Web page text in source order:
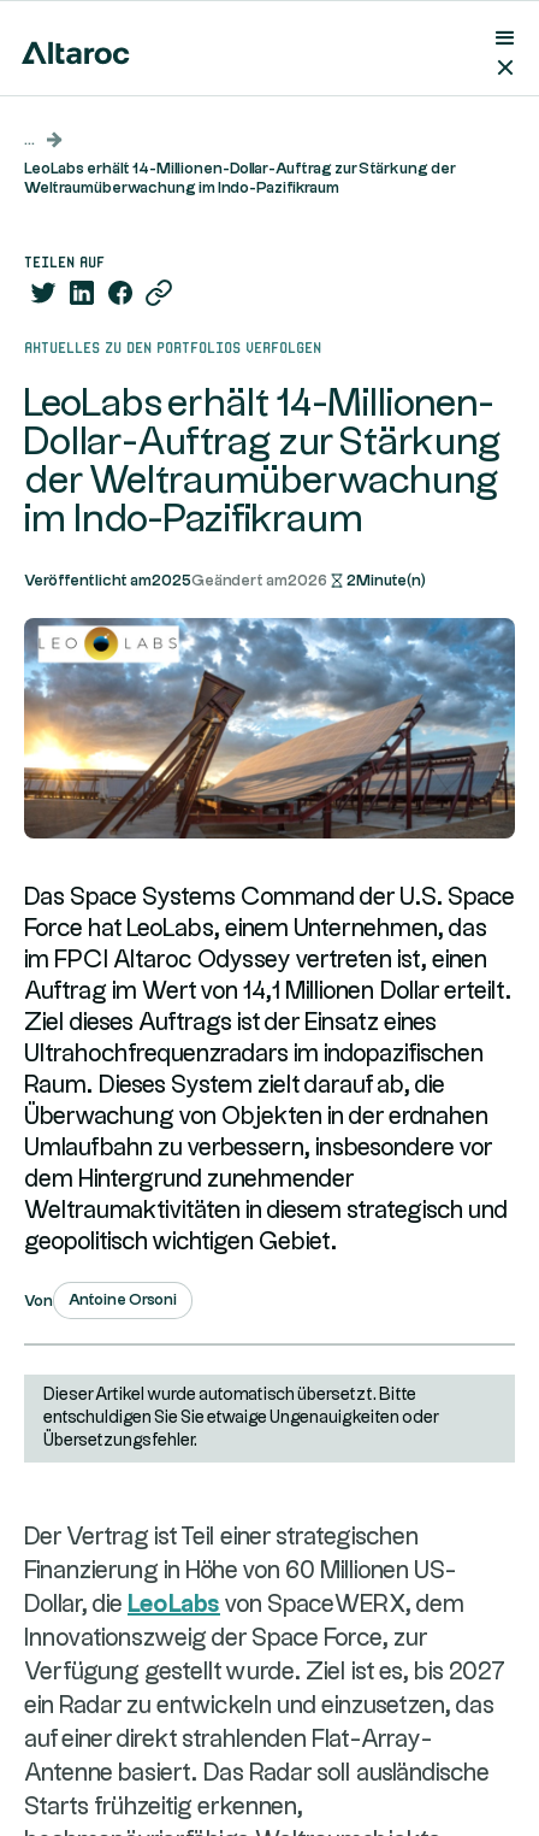
...
LeoLabs erhält 14-Millionen-Dollar-Auftrag zur Stärkung der
Weltraumüberwachung im Indo-Pazifikraum
teilen auf
Aktuelles zu den Portfolios verfolgen
LeoLabs erhält 14-Millionen-
Dollar-Auftrag zur Stärkung
der Weltraumüberwachung
im Indo-Pazifikraum
Veröffentlicht am2025Geändert am2026 2 Minute(n)
Das Space Systems Command der U.S. Space
Force hat LeoLabs, einem Unternehmen, das
im FPCI Altaroc Odyssey vertreten ist, einen
Auftrag im Wert von 14,1 Millionen Dollar erteilt.
Ziel dieses Auftrags ist der Einsatz eines
Ultrahochfrequenzradars im indopazifischen
Raum. Dieses System zielt darauf ab, die
Überwachung von Objekten in der erdnahen
Umlaufbahn zu verbessern, insbesondere vor
dem Hintergrund zunehmender
Weltraumaktivitäten in diesem strategisch und
geopolitisch wichtigen Gebiet.
Von Antoine Orsoni
Dieser Artikel wurde automatisch übersetzt. Bitte
entschuldigen Sie Sie etwaige Ungenauigkeiten oder
Übersetzungsfehler.
Der Vertrag ist Teil einer strategischen
Finanzierung in Höhe von 60 Millionen US-
Dollar, die LeoLabs von SpaceWERX, dem
Innovationszweig der Space Force, zur
Verfügung gestellt wurde. Ziel ist es, bis 2027
ein Radar zu entwickeln und einzusetzen, das
auf einer direkt strahlenden Flat-Array-
Antenne basiert. Das Radar soll ausländische
Starts frühzeitig erkennen,